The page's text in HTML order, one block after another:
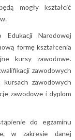
mogły kształcić
Narodowej
formę kształcenia
kursy zawodowe.
zawodowych
zawodowych
zawodowe i dyplom
do egzaminu
w zakresie danej